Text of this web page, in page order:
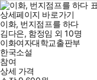
상세페이지 바로가기
이화, 번지점프를 하다
김다은, 함정임 외10명
이화여자대학교출판부
한국소설
참여
상세 가격